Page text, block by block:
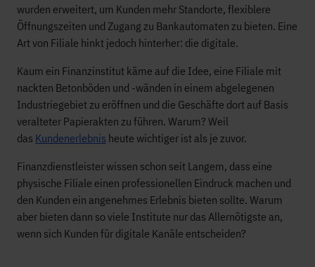
wurden erweitert, um Kunden mehr Standorte, flexiblere
Öffnungszeiten und Zugang zu Bankautomaten zu bieten. Eine
Art von Filiale hinkt jedoch hinterher: die digitale.
Kaum ein Finanzinstitut käme auf die Idee, eine Filiale mit
nackten Betonböden und -wänden in einem abgelegenen
Industriegebiet zu eröffnen und die Geschäfte dort auf Basis
veralteter Papierakten zu führen. Warum? Weil
das Kundenerlebnis heute wichtiger ist als je zuvor.
Finanzdienstleister wissen schon seit Langem, dass eine
physische Filiale einen professionellen Eindruck machen und
den Kunden ein angenehmes Erlebnis bieten sollte. Warum
aber bieten dann so viele Institute nur das Allernötigste an,
wenn sich Kunden für digitale Kanäle entscheiden?